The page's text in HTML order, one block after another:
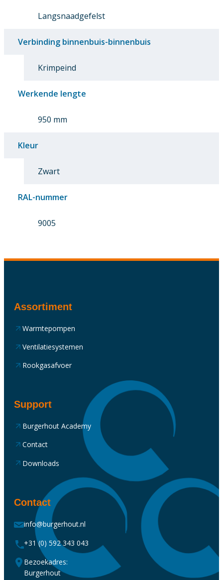
Langsnaadgefelst
Verbinding binnenbuis-binnenbuis
Krimpeind
Werkende lengte
950 mm
Kleur
Zwart
RAL-nummer
9005
Assortiment
Warmtepompen
Ventilatiesystemen
Rookgasafvoer
Support
Burgerhout Academy
Contact
Downloads
Contact
info@burgerhout.nl
+31 (0) 592 343 043
Bezoekadres:
Burgerhout